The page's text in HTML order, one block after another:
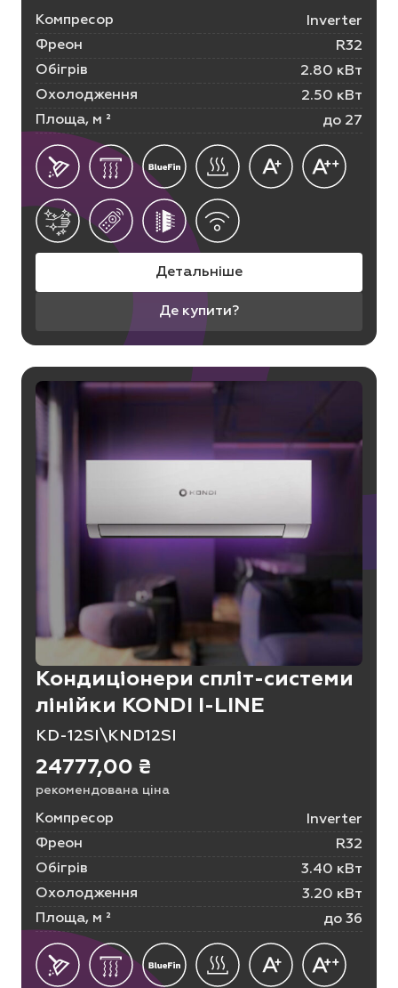
Компресор
Inverter
Фреон
R32
Обігрів
2.80 кВт
Охолодження
2.50 кВт
Площа, м ²
до 27
Детальніше
Де купити?
Кондиціонери спліт-системи
лінійки KONDI I-LINE
KD-12SI\KND12SI
24777,00 ₴
рекомендована ціна
Компресор
Inverter
Фреон
R32
Обігрів
3.40 кВт
Охолодження
3.20 кВт
Площа, м ²
до 36